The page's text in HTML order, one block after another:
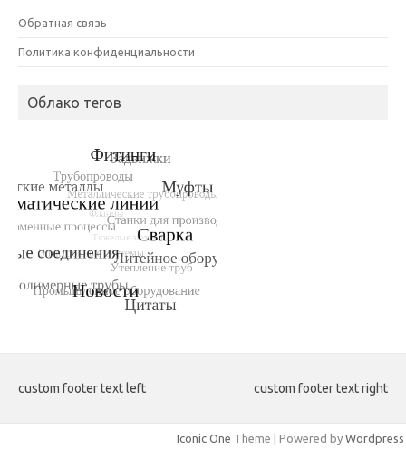
Обратная связь
Политика конфиденциальности
Облако тегов
custom footer text left custom footer text right
Iconic One Theme | Powered by Wordpress